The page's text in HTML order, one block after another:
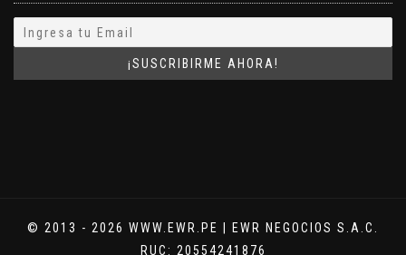
© 2013 - 2026 WWW.EWR.PE | EWR NEGOCIOS S.A.C.
RUC: 20554241876